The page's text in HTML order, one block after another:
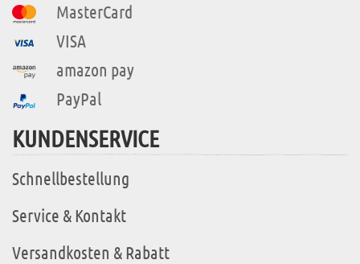
MasterCard
VISA
amazon pay
PayPal
KUNDENSERVICE
Schnellbestellung
Service & Kontakt
Versandkosten & Rabatt